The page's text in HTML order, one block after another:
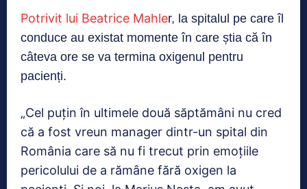
Potrivit lui Beatrice Mahler, la spitalul pe care îl
conduce au existat momente în care știa că în
câteva ore se va termina oxigenul pentru
pacienți.
„Cel puţin în ultimele două săptămâni nu cred
că a fost vreun manager dintr-un spital din
România care să nu fi trecut prin emoţiile
pericolului de a rămâne fără oxigen la